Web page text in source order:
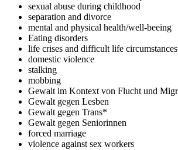
sexual abuse during childhood
separation and divorce
mental and physical health/well-beeing
Eating disorders
life crises and difficult life circumstances
domestic violence
stalking
mobbing
Gewalt im Kontext von Flucht und
Gewalt gegen Lesben
Gewalt gegen Trans*
Gewalt gegen Seniorinnen
forced marriage
violence against sex workers